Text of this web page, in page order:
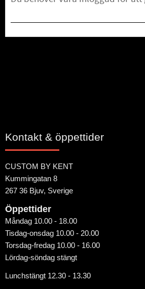
Kontakt & öppettider
CUSTOM BY KENT
Kummingatan 8
267 36 Bjuv, Sverige
Öppettider
Måndag 10.00 - 18.00
Tisdag-onsdag 10.00 - 20.00
Torsdag-fredag 10.00 - 16.00
Lördag-söndag stängt
Lunchstängt 12.30 - 13.30